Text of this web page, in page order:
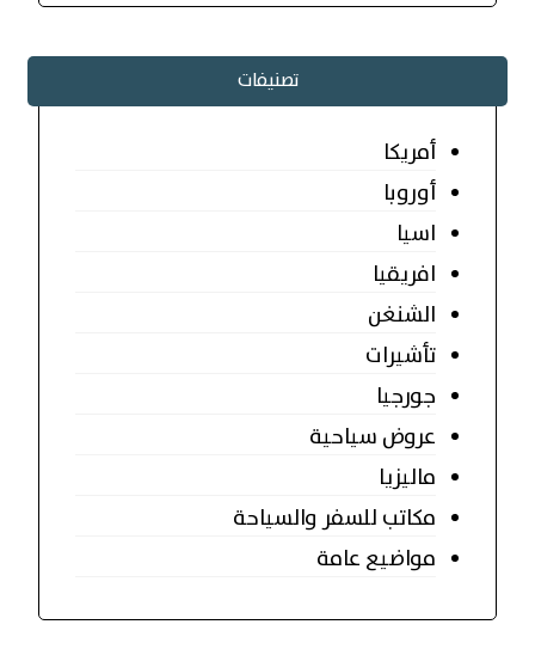
تصنيفات
أمريكا
أوروبا
اسيا
افريقيا
الشنغن
تأشيرات
جورجيا
عروض سياحية
ماليزيا
مكاتب للسفر والسياحة
مواضيع عامة